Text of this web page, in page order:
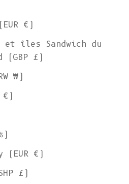
€)
et îles Sandwich du
(GBP £)
₩)
€)
(EUR €)
£)